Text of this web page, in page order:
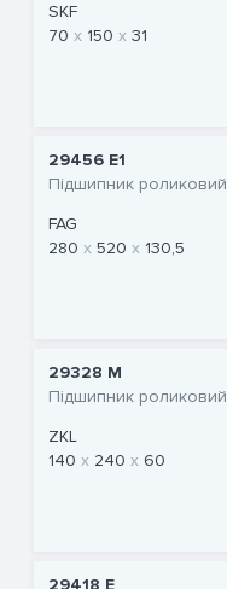
SKF
70
150 31
29456 E1
Підшипник
FAG
280
520 130,5
29328 M
Підшипник
ZKL
140
240 60
29418 E